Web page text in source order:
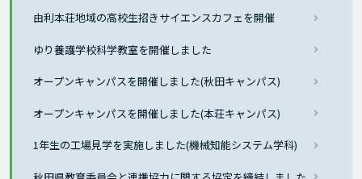
由利本荘地域の高校生招きサイエンスカフェを開催
ゆり養護学校科学教室を開催しました
オープンキャンパスを開催しました(秋田キャンパス)
オープンキャンパスを開催しました(本荘キャンパス)
1年生の工場見学を実施しました(機械知能システム学科)